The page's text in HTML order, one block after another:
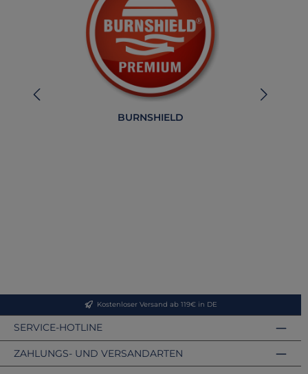
BURNSHIELD
Kostenloser Versand ab 119€ in DE
SERVICE-HOTLINE
ZAHLUNGS- UND VERSANDARTEN